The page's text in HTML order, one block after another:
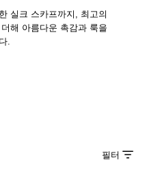
실크 스카프까지, 최고의
해 아름다운 촉감과 룩을
.
필터